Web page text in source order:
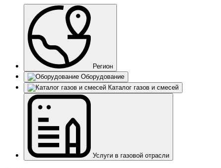
Регион
Оборудование
Каталог газов и смесей
Услуги в газовой отрасли